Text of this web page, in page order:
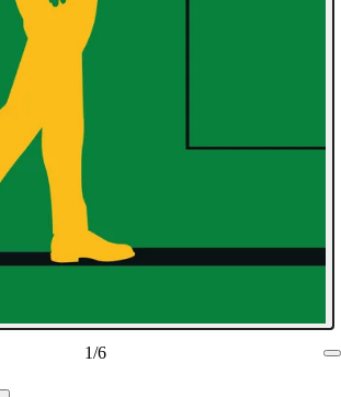
1/6